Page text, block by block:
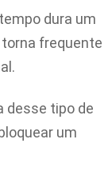
dura um
frequente
desse tipo de
um